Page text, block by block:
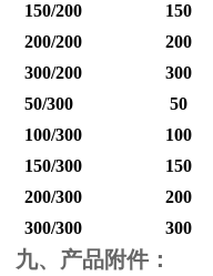
150/200
150
200/200
200
300/200
300
50/300
50
100/300
100
150/300
150
200/300
200
300/300
300
九、产品附件：